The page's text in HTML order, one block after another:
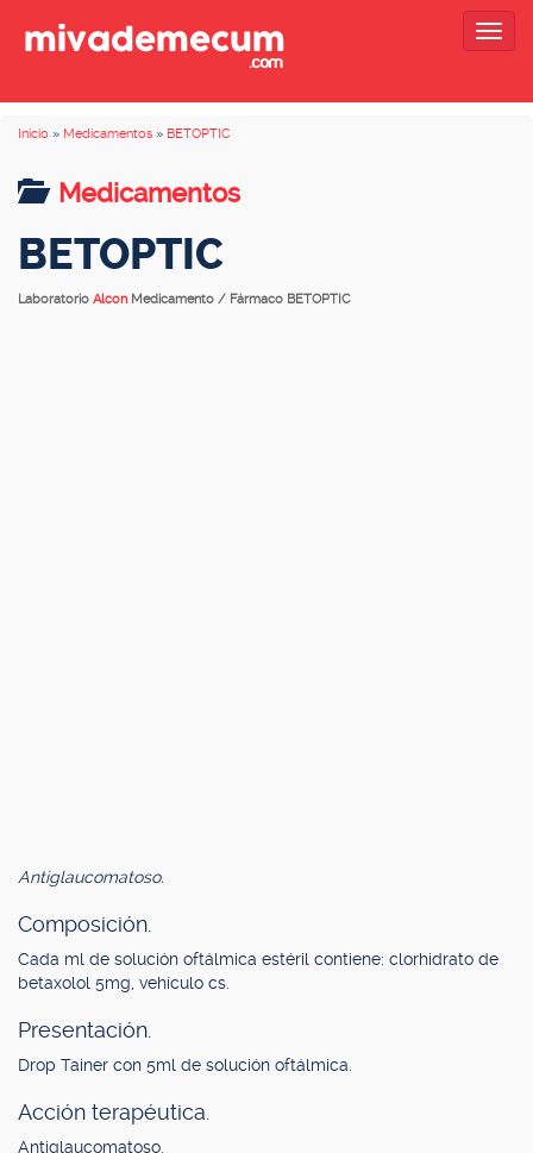
Inicio » Medicamentos » BETOPTIC
Medicamentos
BETOPTIC
Laboratorio Alcon Medicamento / Fármaco BETOPTIC
Antiglaucomatoso.
Composición.
Cada ml de solución oftálmica estéril contiene: clorhidrato de
betaxolol 5mg, vehículo cs.
Presentación.
Drop Tainer con 5ml de solución oftálmica.
Acción terapéutica.
Antiglaucomatoso.